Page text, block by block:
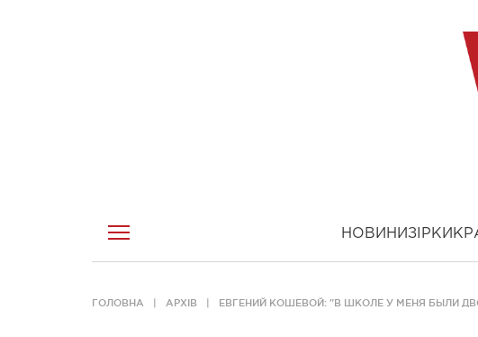
НОВИНИ ЗІРКИ
ГОЛОВНА АРХІВ ЕВГЕНИЙ КОШЕВОЙ: "В ШКОЛЕ У МЕНЯ БЫЛИ